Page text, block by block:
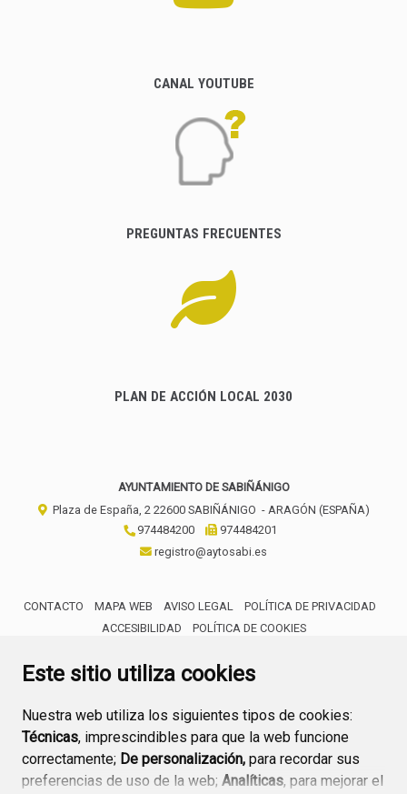
Este sitio utiliza cookies
Nuestra web utiliza los siguientes tipos de cookies:
Técnicas, imprescindibles para que la web funcione
correctamente; De personalización, para recordar sus
preferencias de uso de la web; Analíticas, para mejorar el
CANAL YOUTUBE
PREGUNTAS FRECUENTES
PLAN DE ACCIÓN LOCAL 2030
AYUNTAMIENTO DE SABIÑÁNIGO
Plaza de España, 2 22600 SABIÑÁNIGO - ARAGÓN (ESPAÑA)
974484200
974484201
registro@aytosabi.es
CONTACTO MAPA WEB AVISO LEGAL
POLÍTICA DE PRIVACIDAD
ACCESIBILIDAD
POLÍTICA DE COOKIES